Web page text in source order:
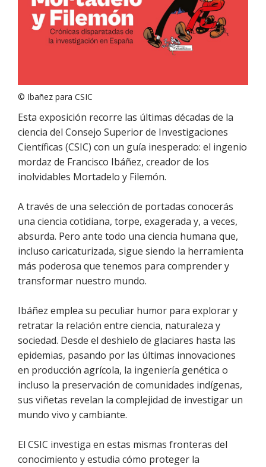
© Ibañez para CSIC
Esta exposición recorre las últimas décadas de la
ciencia del Consejo Superior de Investigaciones
Científicas (CSIC) con un guía inesperado: el ingenio
mordaz de Francisco Ibáñez, creador de los
inolvidables Mortadelo y Filemón.
A través de una selección de portadas conocerás
una ciencia cotidiana, torpe, exagerada y, a veces,
absurda. Pero ante todo una ciencia humana que,
incluso caricaturizada, sigue siendo la herramienta
más poderosa que tenemos para comprender y
transformar nuestro mundo.
Ibáñez emplea su peculiar humor para explorar y
retratar la relación entre ciencia, naturaleza y
sociedad. Desde el deshielo de glaciares hasta las
epidemias, pasando por las últimas innovaciones
en producción agrícola, la ingeniería genética o
incluso la preservación de comunidades indígenas,
sus viñetas revelan la complejidad de investigar un
mundo vivo y cambiante.
El CSIC investiga en estas mismas fronteras del
conocimiento y estudia cómo proteger la